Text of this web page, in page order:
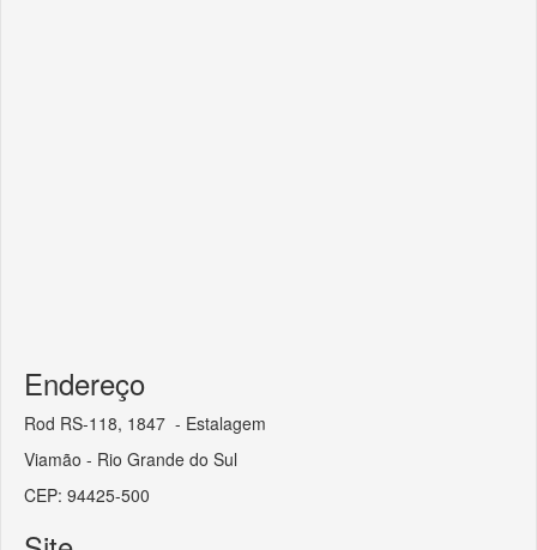
Endereço
Rod RS-118, 1847 - Estalagem
Viamão - Rio Grande do Sul
CEP: 94425-500